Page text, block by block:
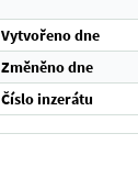
Vytvořeno dne
Změněno dne
Číslo inzerátu